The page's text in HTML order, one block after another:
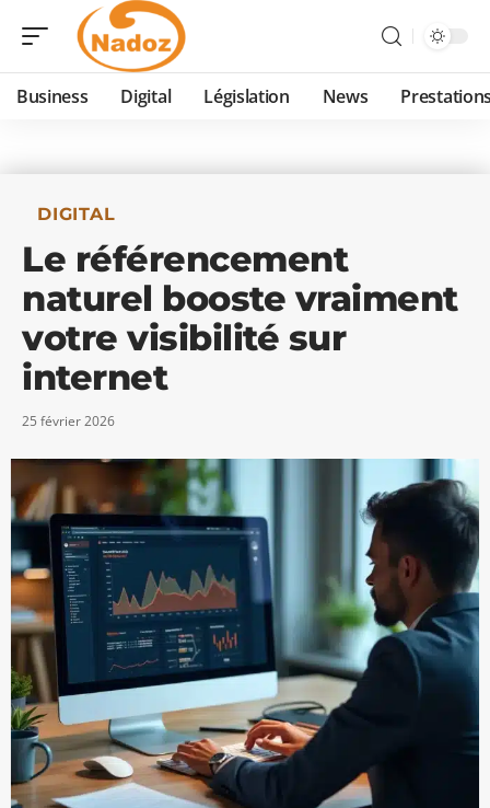
Business Digital Législation News
DIGITAL
Le référencement
naturel booste vraiment
votre visibilité sur
internet
25 février 2026